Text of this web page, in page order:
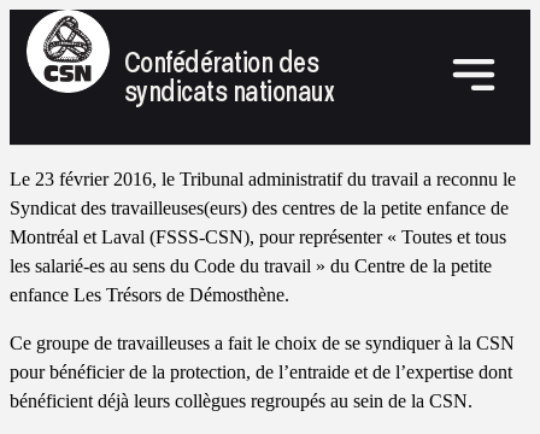
Confédération des
syndicats nationaux
Le 23 février 2016, le Tribunal administratif du travail a reconnu le
Syndicat des travailleuses(eurs) des centres de la petite enfance de
Montréal et Laval (FSSS-CSN), pour représenter « Toutes et tous
les salarié-es au sens du Code du travail » du Centre de la petite
enfance Les Trésors de Démosthène.
Ce groupe de travailleuses a fait le choix de se syndiquer à la CSN
pour bénéficier de la protection, de l’entraide et de l’expertise dont
bénéficient déjà leurs collègues regroupés au sein de la CSN.